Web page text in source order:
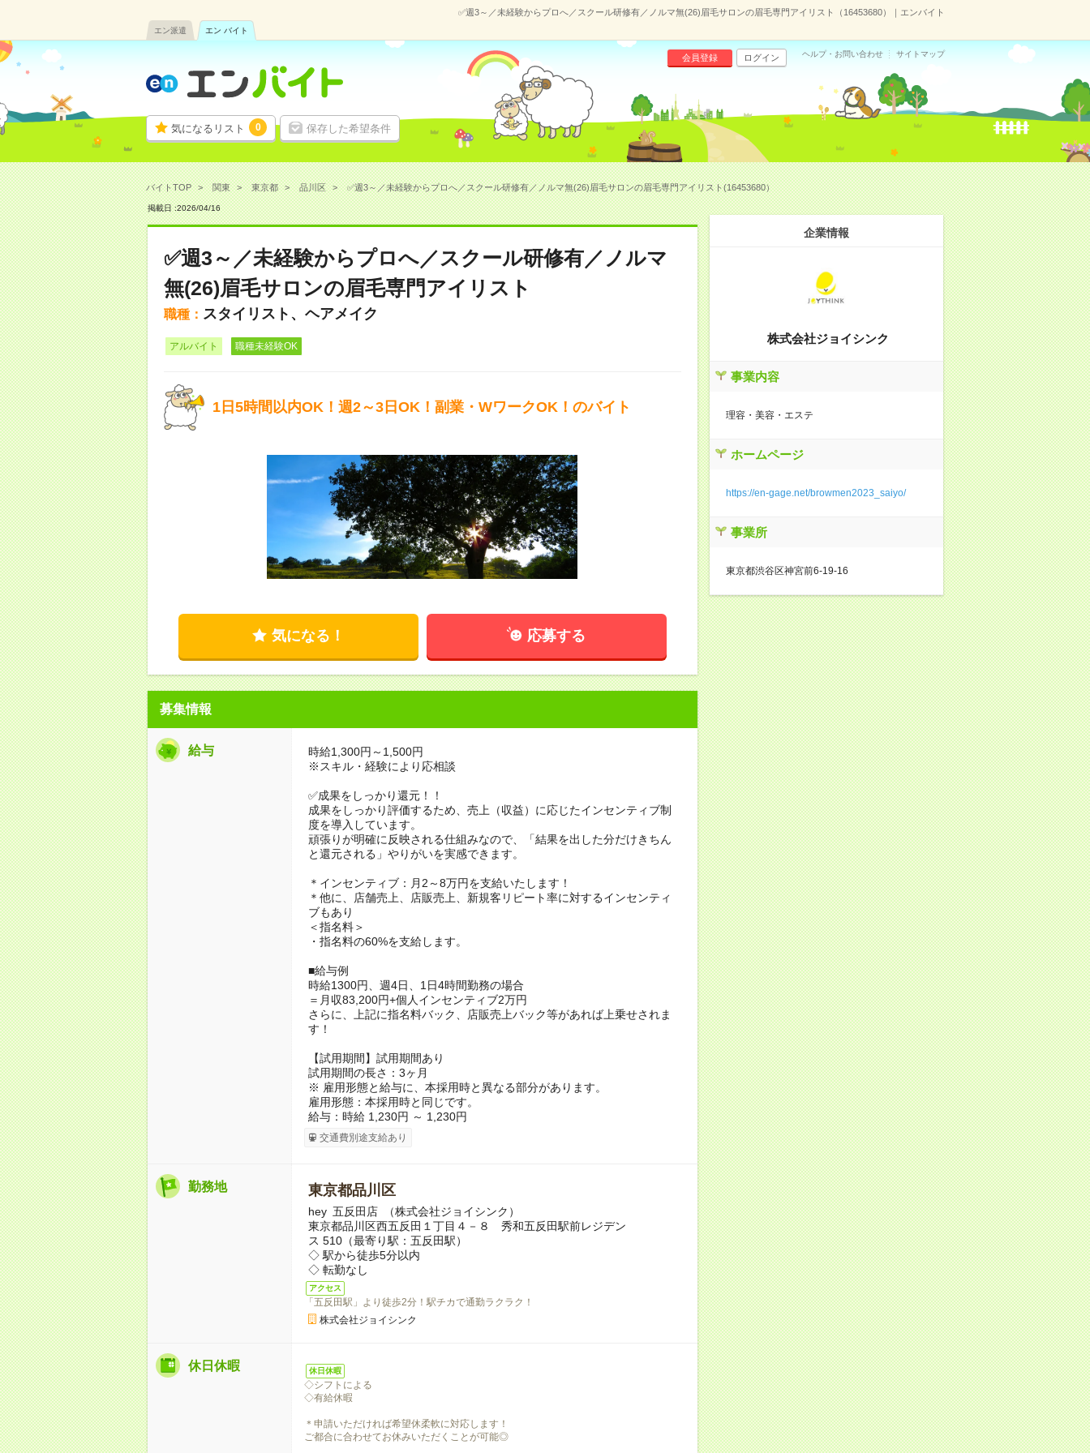
✅週3～／未経験からプロへ／スクール研修有／ノルマ無(26)眉毛サロンの眉毛専門アイリスト（16453680）｜エンバイト
エン派遣 エン バイト
気になるリスト 0 保存した希望条件
会員登録 ログイン ヘルプ・お問い合わせ サイトマップ
バイトTOP 関東 東京都 品川区 ✅週3～／未経験からプロへ／スクール研修有／ノルマ無(26)眉毛サロンの眉毛専門アイリスト(16453680）
掲載日 :2026/04/16
✅週3～／未経験からプロへ／スクール研修有／ノルマ
無(26)眉毛サロンの眉毛専門アイリスト
職種： スタイリスト、ヘアメイク
アルバイト 職種未経験OK
1日5時間以内OK！週2～3日OK！副業・WワークOK！のバイト
気になる！ 応募する
募集情報
給与
時給1,300円～1,500円
※スキル・経験により応相談
✅成果をしっかり還元！！
成果をしっかり評価するため、売上（収益）に応じたインセンティブ制
度を導入しています。
頑張りが明確に反映される仕組みなので、「結果を出した分だけきちん
と還元される」やりがいを実感できます。
＊インセンティブ：月2～8万円を支給いたします！
＊他に、店舗売上、店販売上、新規客リピート率に対するインセンティ
ブもあり
＜指名料＞
・指名料の60%を支給します。
■給与例
時給1300円、週4日、1日4時間勤務の場合
＝月収83,200円+個人インセンティブ2万円
さらに、上記に指名料バック、店販売上バック等があれば上乗せされま
す！
【試用期間】試用期間あり
試用期間の長さ：3ヶ月
※ 雇用形態と給与に、本採用時と異なる部分があります。
雇用形態：本採用時と同じです。
給与：時給 1,230円 ～ 1,230円
交通費別途支給あり
勤務地 東京都品川区
hey 五反田店 （株式会社ジョイシンク）
東京都品川区西五反田１丁目４－８ 秀和五反田駅前レジデン
ス 510（最寄り駅：五反田駅）
◇ 駅から徒歩5分以内
◇ 転勤なし
アクセス
「五反田駅」より徒歩2分！駅チカで通勤ラクラク！
株式会社ジョイシンク
休日休暇 休日休暇
◇シフトによる
◇有給休暇
＊申請いただければ希望休柔軟に対応します！
ご都合に合わせてお休みいただくことが可能◎
企業情報
株式会社ジョイシンク
事業内容
理容・美容・エステ
ホームページ
https://en-gage.net/browmen2023_saiyo/
事業所
東京都渋谷区神宮前6-19-16